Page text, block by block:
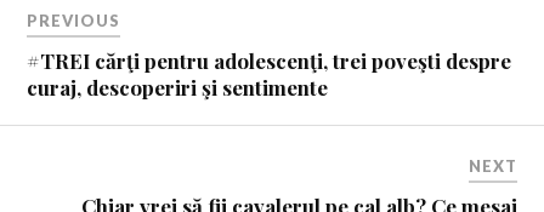
PREVIOUS
#TREI cărţi pentru adolescenţi, trei poveşti despre
curaj, descoperiri şi sentimente
NEXT
Chiar vrei să fii cavalerul pe cal alb? Ce mesaj